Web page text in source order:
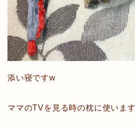
添い寝ですw
ママのTVを見る時の枕に使いま